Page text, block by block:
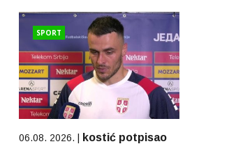
SPORT
06.08. 2026. | kostić potpisao